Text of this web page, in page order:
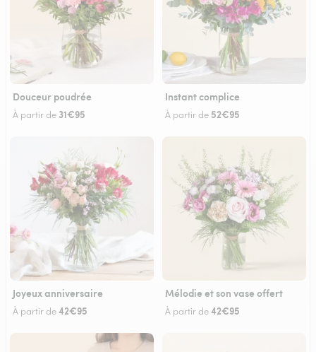
Douceur poudrée
À partir de 31€95
Instant complice
À partir de 52€95
Joyeux anniversaire
À partir de42€95
Mélodie et son vase offert
À partir de42€95